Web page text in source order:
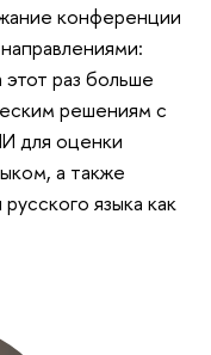
конференции
раз больше
решениям с
для оценки
а также
языка как